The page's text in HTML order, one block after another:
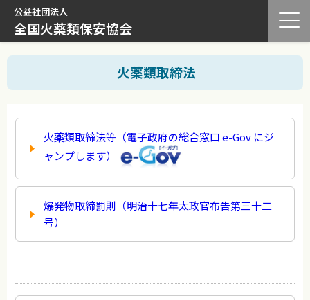
公益社団法人
全国火薬類保安協会
火薬類取締法
火薬類取締法等（電子政府の総合窓口 e-Gov にジ
ャンプします）
爆発物取締罰則（明治十七年太政官布告第三十二
号）